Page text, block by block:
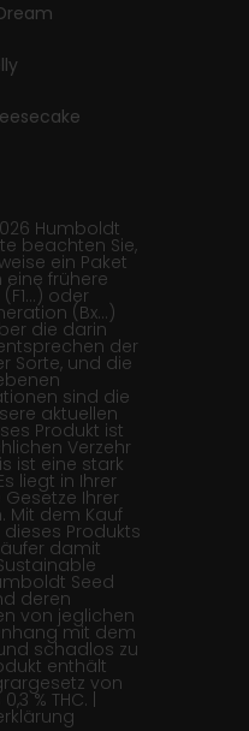
Humboldt
beachten Sie,
ein Paket
frühere
oder
(Bx…)
die darin
der
Sorte, und die
sind die
aktuellen
Produkt ist
Verzehr
ist eine stark
liegt in Ihrer
Ihrer
Mit dem Kauf
Produkts
damit
Seed
deren
von jeglichen
mit dem
schadlos zu
enthält
von
% THC. |